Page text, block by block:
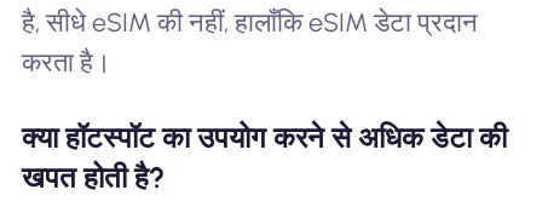
है, सीधे eSIM की नहीं, हालाँकि eSIM डेटा प्रदान
करता है।
क्या हॉटस्पॉट का उपयोग करने से अधिक डेटा की
खपत होती है?